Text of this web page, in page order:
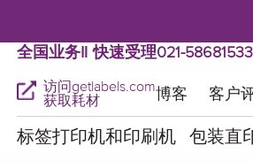
全国业务‖ 快速受理021-58681533
访问getlabels.com
获取耗材
博客 客户
标签打印机和印刷机 包装直